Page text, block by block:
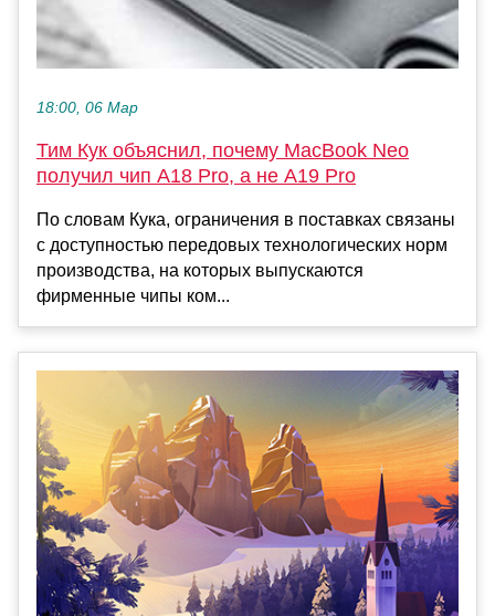
18:00, 06 Мар
Тим Кук объяснил, почему MacBook Neo
получил чип A18 Pro, а не A19 Pro
По словам Кука, ограничения в поставках связаны
с доступностью передовых технологических норм
производства, на которых выпускаются
фирменные чипы ком...